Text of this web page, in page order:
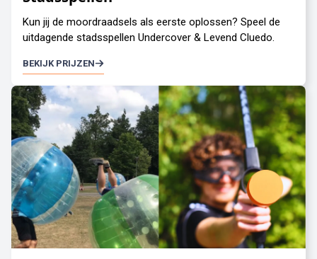
Kun jij de moordraadsels als eerste oplossen? Speel de
uitdagende stadsspellen Undercover & Levend Cluedo.
BEKIJK PRIJZEN